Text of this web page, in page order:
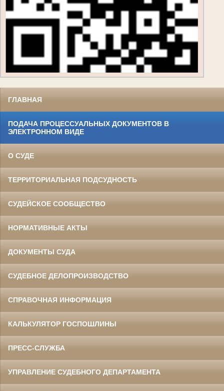
ГЛАВНАЯ
ПОДАЧА ПРОЦЕССУАЛЬНЫХ ДОКУМЕНТОВ В
ЭЛЕКТРОННОМ ВИДЕ
О СУДЕ
ТЕРРИТОРИАЛЬНАЯ ПОДСУДНОСТЬ
СУДЕЙСКОЕ СООБЩЕСТВО
НОРМАТИВНЫЕ АКТЫ
ДОКУМЕНТЫ СУДА
СУДЕБНОЕ ДЕЛОПРОИЗВОДСТВО
СПРАВОЧНАЯ ИНФОРМАЦИЯ
КАЛЬКУЛЯТОР ГОСПОШЛИНЫ
ПРЕСС-СЛУЖБА
УПРАВЛЕНИЕ СУДЕБНОГО ДЕПАРТАМЕНТА